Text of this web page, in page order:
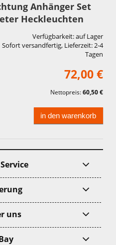
Anhänger Set
Heckleuchten
Verfügbarkeit:auf Lager
Sofort versandfertig, Lieferzeit:2-4
Tagen
72,00 €
Nettopreis:60,50 €
in den warenkorb
uns